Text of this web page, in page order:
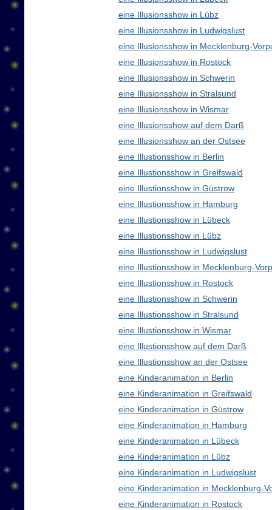
eine Illusionsshow in Lübz
eine Illusionsshow in Ludwigslust
eine Illusionsshow in Mecklenburg-
eine Illusionsshow in Rostock
eine Illusionsshow in Schwerin
eine Illusionsshow in Stralsund
eine Illusionsshow in Wismar
eine Illusionsshow auf dem Darß
eine Illusionsshow an der Ostsee
eine Illustionsshow in Berlin
eine Illustionsshow in Greifswald
eine Illustionsshow in Güstrow
eine Illustionsshow in Hamburg
eine Illustionsshow in Lübeck
eine Illustionsshow in Lübz
eine Illustionsshow in Ludwigslust
eine Illustionsshow in Mecklenburg-
eine Illustionsshow in Rostock
eine Illustionsshow in Schwerin
eine Illustionsshow in Stralsund
eine Illustionsshow in Wismar
eine Illustionsshow auf dem Darß
eine Illustionsshow an der Ostsee
eine Kinderanimation in Berlin
eine Kinderanimation in Greifswald
eine Kinderanimation in Güstrow
eine Kinderanimation in Hamburg
eine Kinderanimation in Lübeck
eine Kinderanimation in Lübz
eine Kinderanimation in Ludwigslust
eine Kinderanimation in Mecklenburg-
eine Kinderanimation in Rostock